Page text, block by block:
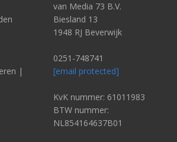
|
van Media 73 B.V.
Biesland 13
1948 RJ Beverwijk
0251-748741
[email protected]
KvK nummer: 61011983
BTW nummer:
NL854164637B01